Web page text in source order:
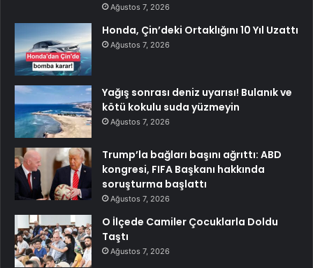
Ağustos 7, 2026
Honda, Çin’deki Ortaklığını 10 Yıl Uzattı
Ağustos 7, 2026
Yağış sonrası deniz uyarısı! Bulanık ve
kötü kokulu suda yüzmeyin
Ağustos 7, 2026
Trump’la bağları başını ağrıttı: ABD
kongresi, FIFA Başkanı hakkında
soruşturma başlattı
Ağustos 7, 2026
O İlçede Camiler Çocuklarla Doldu
Taştı
Ağustos 7, 2026